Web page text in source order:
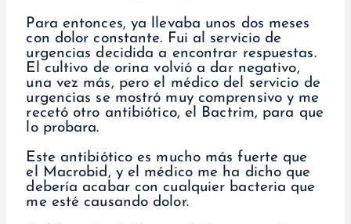
Para entonces, ya llevaba unos dos meses
con dolor constante. Fui al servicio de
urgencias decidida a encontrar respuestas.
El cultivo de orina volvió a dar negativo,
una vez más, pero el médico del servicio de
urgencias se mostró muy comprensivo y me
recetó otro antibiótico, el Bactrim, para que
lo probara.
Este antibiótico es mucho más fuerte que
el Macrobid, y el médico me ha dicho que
debería acabar con cualquier bacteria que
me esté causando dolor.